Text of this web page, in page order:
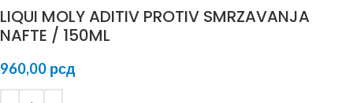
LIQUI MOLY ADITIV PROTIV SMRZAVANJA
NAFTE / 150ML
960,00 рсд